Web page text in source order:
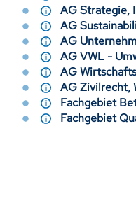
AG Strategie,
AG
AG
AG VWL -
AG
AG Zivilrecht,
Fachgebiet
Fachgebiet